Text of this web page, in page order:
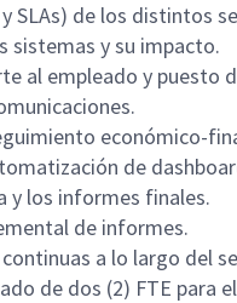
SLAs) de los distintos
sistemas y su impacto.
al empleado y puesto
económico-
de
y los informes finales.
de informes.
a lo largo del
de dos (2) FTE